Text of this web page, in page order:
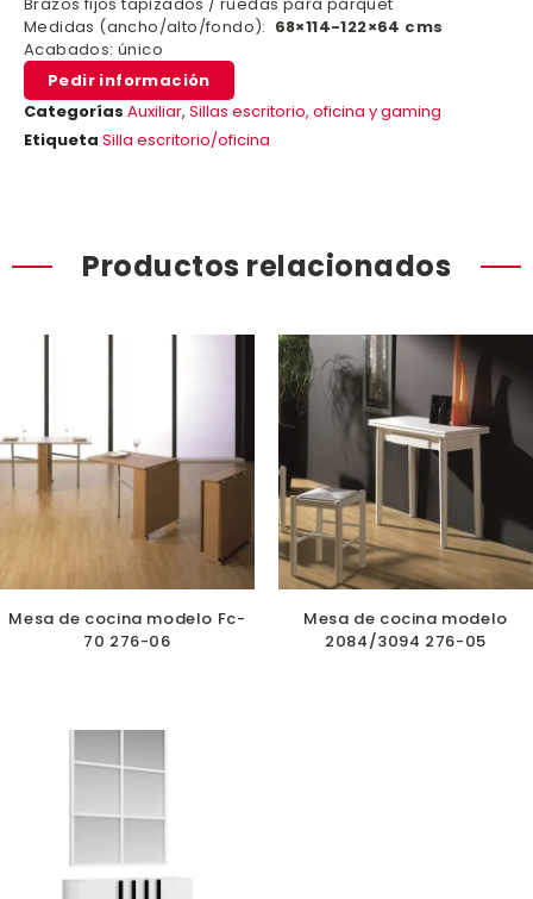
Medidas (ancho/alto/fondo): 68×114-122×64 cms
Acabados: único
Pedir información
Categorías Auxiliar, Sillas escritorio, oficina y gaming
Etiqueta Silla escritorio/oficina
Productos relacionados
Mesa de cocina modelo Fc-
70 276-06
Mesa de cocina modelo
2084/3094 276-05